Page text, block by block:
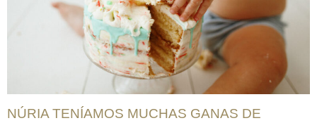
NÚRIA TENÍAMOS MUCHAS GANAS DE